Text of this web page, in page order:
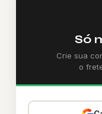
Só
Crie sua
o